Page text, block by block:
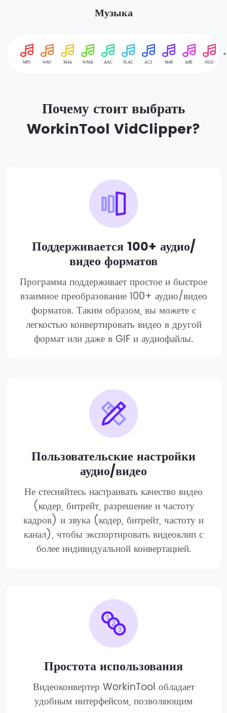
Музыка
Почему стоит выбрать
WorkinTool VidClipper?
Поддерживается 100+ аудио/
видео форматов
Программа поддерживает простое и быстрое
взаимное преобразование 100+ аудио/видео
форматов. Таким образом, вы можете с
легкостью конвертировать видео в другой
формат или даже в GIF и аудиофайлы.
Пользовательские настройки
аудио/видео
Не стесняйтесь настраивать качество видео
(кодер, битрейт, разрешение и частоту
кадров) и звука (кодер, битрейт, частоту и
канал), чтобы экспортировать видеоклип с
более индивидуальной конвертацией.
Простота использования
Видеоконвертер WorkinTool обладает
удобным интерфейсом, позволяющим